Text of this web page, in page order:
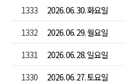
1333
2026. 06. 30. 화요일
1332
2026. 06. 29. 월요일
1331
2026. 06. 28. 일요일
1330
2026. 06. 27. 토요일